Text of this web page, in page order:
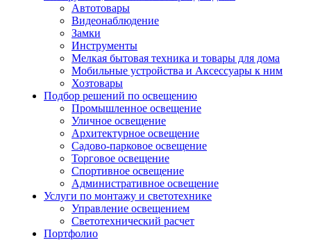
Автотовары
Видеонаблюдение
Замки
Инструменты
Мелкая бытовая техника и товары для дома
Мобильные устройства и Аксессуары к ним
Хозтовары
Подбор решений по освещению
Промышленное освещение
Уличное освещение
Архитектурное освещение
Садово-парковое освещение
Торговое освещение
Спортивное освещение
Административное освещение
Услуги по монтажу и светотехнике
Управление освещением
Светотехнический расчет
Портфолио